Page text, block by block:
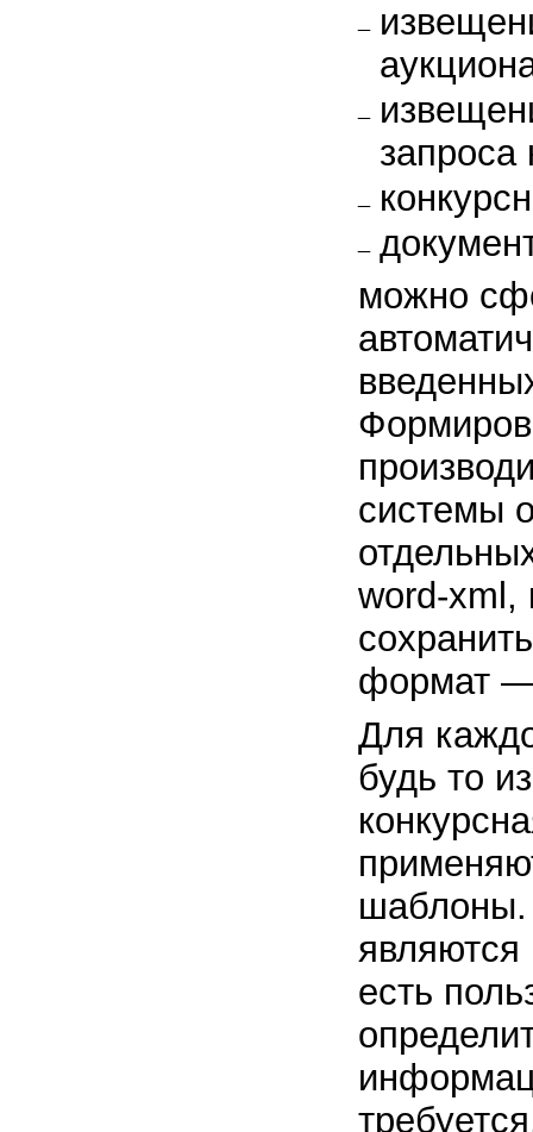
запроса
можно
системы
word-xml,
формат
Для
будь то
есть